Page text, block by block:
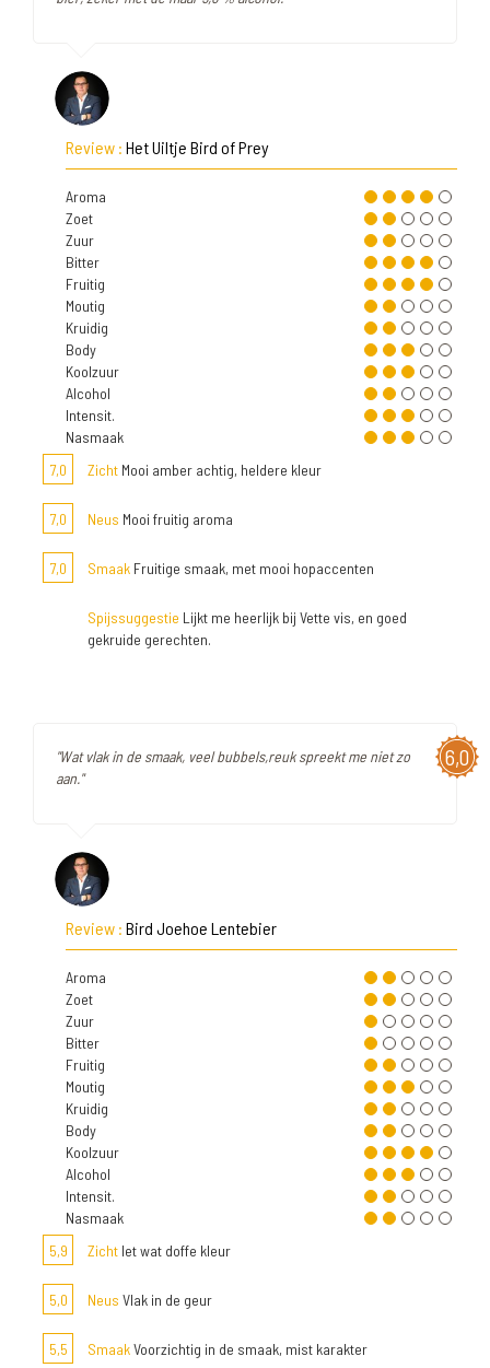
Review : Het Uiltje Bird of Prey
Aroma
Zoet
Zuur
Bitter
Fruitig
Moutig
Kruidig
Body
Koolzuur
Alcohol
Intensit.
Nasmaak
7,0
Zicht Mooi amber achtig, heldere kleur
7,0 Neus Mooi fruitig aroma
7,0 Smaak Fruitige smaak, met mooi hopaccenten
Spijssuggestie Lijkt me heerlijk bij Vette vis, en goed
gekruide gerechten.
6,0
"Wat vlak in de smaak, veel bubbels,reuk spreekt me niet zo
aan."
Review : Bird Joehoe Lentebier
Aroma
Zoet
Zuur
Bitter
Fruitig
Moutig
Kruidig
Body
Koolzuur
Alcohol
Intensit.
Nasmaak
5,9
Zicht Iet wat doffe kleur
5,0 Neus Vlak in de geur
5,5 SmaakVoorzichtig in de smaak, mist karakter